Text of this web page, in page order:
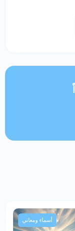
أسماء ومعاني